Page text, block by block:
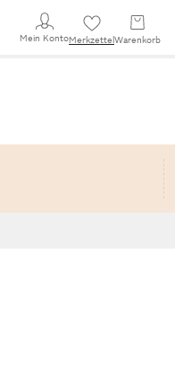
Mein KontoMerkzettel Warenkorb